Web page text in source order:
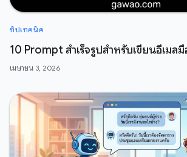
ทิปเทคนิค
10 Prompt สำเร็จรูปสำหรับเขียนอีเมล
เมษายน 3, 2026